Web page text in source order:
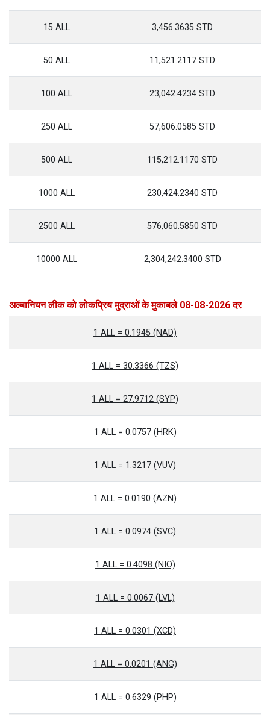
15 ALL 3,456.3635 STD
50 ALL 11,521.2117 STD
100 ALL 23,042.4234 STD
250 ALL 57,606.0585 STD
500 ALL 115,212.1170 STD
1000 ALL 230,424.2340 STD
2500 ALL 576,060.5850 STD
10000 ALL 2,304,242.3400 STD
अल्बानियन लीक को लोकप्रिय मुद्राओं के मुकाबले 08-08-2026 दर
1 ALL = 0.1945 (NAD)
1 ALL = 30.3366 (TZS)
1 ALL = 27.9712 (SYP)
1 ALL = 0.0757 (HRK)
1 ALL = 1.3217 (VUV)
1 ALL = 0.0190 (AZN)
1 ALL = 0.0974 (SVC)
1 ALL = 0.4098 (NIO)
1 ALL = 0.0067 (LVL)
1 ALL = 0.0301 (XCD)
1 ALL = 0.0201 (ANG)
1 ALL = 0.6329 (PHP)